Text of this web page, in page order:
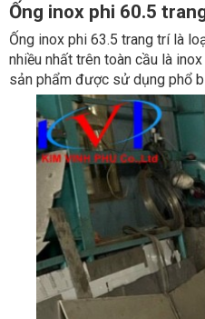
Ống inox phi 60.5
Ống inox phi 63.5 trang trí là
nhiều nhất trên toàn cầu là
sản phẩm được sử dụng phổ